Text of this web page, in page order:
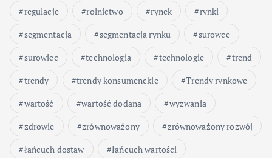
regulacje
rolnictwo rynek
rynki
segmentacja
segmentacja rynku
surowce
surowiec
technologia technologie
trend
trendy
trendy konsumenckie
Trendy rynkowe
wartość
wartość dodana
wyzwania
zdrowie
zrównoważony
zrównoważony rozwój
łańcuch dostaw
łańcuch wartości